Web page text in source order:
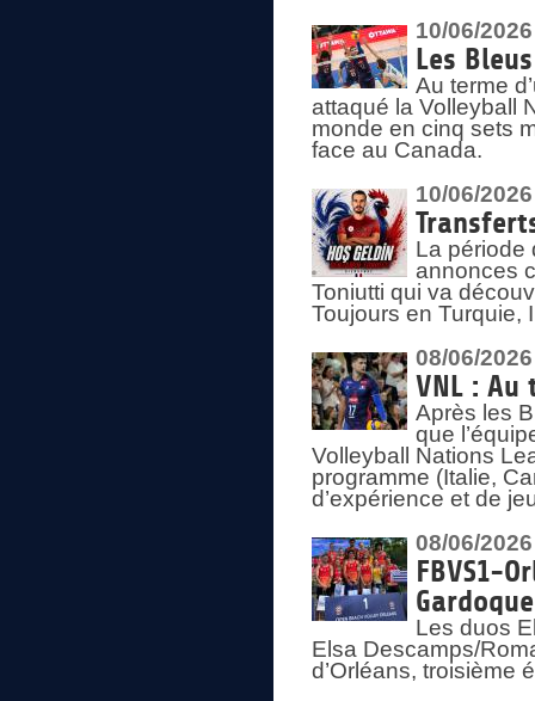
10/06/2026
Les
Au terme
attaqué la Volleyball
monde en cinq sets
face au Canada.
10/06/2026
La période
annonces
Toniutti qui va
Toujours en Turquie,
08/06/2026
VNL : Au
Après les
que
Volleyball Nations
programme (Italie,
d’expérience et de
08/06/2026
FBVS1-
Les duos
Elsa Descamps/
d’Orléans, troisième